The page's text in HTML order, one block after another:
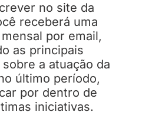
no site da
receberá uma
por email,
as principais
a atuação da
último período,
por dentro de
iniciativas.